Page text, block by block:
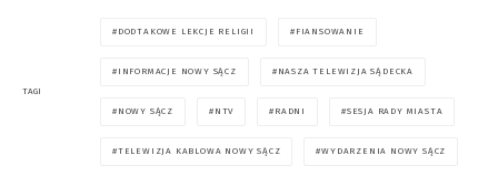
TAGI
DODTAKOWE LEKCJE RELIGII FIANSOWANIE
INFORMACJE NOWY SĄCZ NASZA TELEWIZJA SĄDECKA
NOWY SĄCZ NTV RADNI SESJA RADY MIASTA
TELEWIZJA KABLOWA NOWY SĄCZ WYDARZENIA NOWY SĄCZ